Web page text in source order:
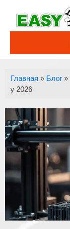
Главная » Блог »
у 2026